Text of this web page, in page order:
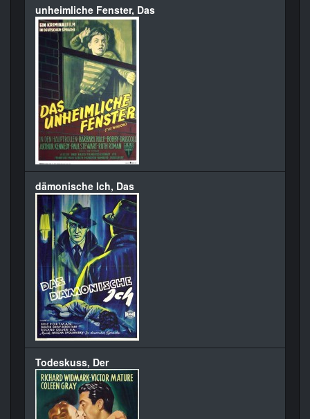
unheimliche Fenster, Das
dämonische Ich, Das
Todeskuss, Der